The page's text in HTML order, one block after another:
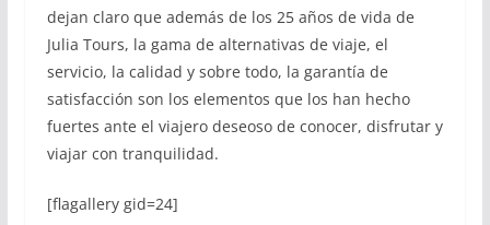
dejan claro que además de los 25 años de vida de
Julia Tours, la gama de alternativas de viaje, el
servicio, la calidad y sobre todo, la garantía de
satisfacción son los elementos que los han hecho
fuertes ante el viajero deseoso de conocer, disfrutar y
viajar con tranquilidad.
[flagallery gid=24]